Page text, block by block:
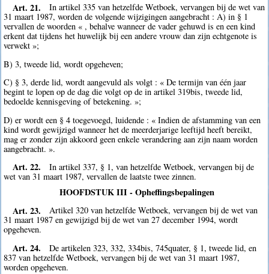
Art. 21.
In artikel 335 van hetzelfde Wetboek, vervangen bij de wet van
31 maart 1987, worden de volgende wijzigingen aangebracht : A) in § 1
vervallen de woorden « , behalve wanneer de vader gehuwd is en een kind
erkent dat tijdens het huwelijk bij een andere vrouw dan zijn echtgenote is
verwekt »;
B) 3, tweede lid, wordt opgeheven;
C) § 3, derde lid, wordt aangevuld als volgt : « De termijn van één jaar
begint te lopen op de dag die volgt op de in artikel 319bis, tweede lid,
bedoelde kennisgeving of betekening. »;
D) er wordt een § 4 toegevoegd, luidende : « Indien de afstamming van een
kind wordt gewijzigd wanneer het de meerderjarige leeftijd heeft bereikt,
mag er zonder zijn akkoord geen enkele verandering aan zijn naam worden
aangebracht. ».
Art. 22.
In artikel 337, § 1, van hetzelfde Wetboek, vervangen bij de
wet van 31 maart 1987, vervallen de laatste twee zinnen.
HOOFDSTUK III - Opheffingsbepalingen
Art. 23.
Artikel 320 van hetzelfde Wetboek, vervangen bij de wet van
31 maart 1987 en gewijzigd bij de wet van 27 december 1994, wordt
opgeheven.
Art. 24.
De artikelen 323, 332, 334bis, 745quater, § 1, tweede lid, en
837 van hetzelfde Wetboek, vervangen bij de wet van 31 maart 1987,
worden opgeheven.